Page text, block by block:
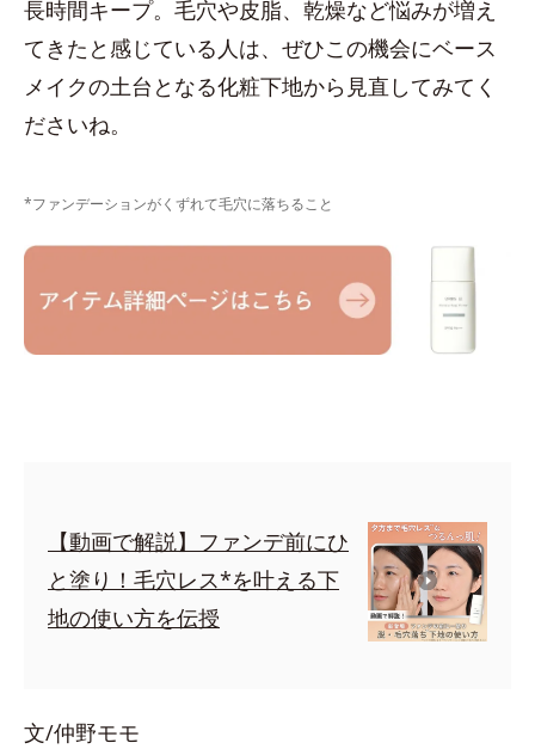
長時間キープ。毛穴や皮脂、乾燥など悩みが増え
てきたと感じている人は、ぜひこの機会にベース
メイクの土台となる化粧下地から見直してみてく
ださいね。
*ファンデーションがくずれて毛穴に落ちること
【動画で解説】ファンデ前にひ
と塗り！毛穴レス*を叶える下
地の使い方を伝授
文/仲野モモ